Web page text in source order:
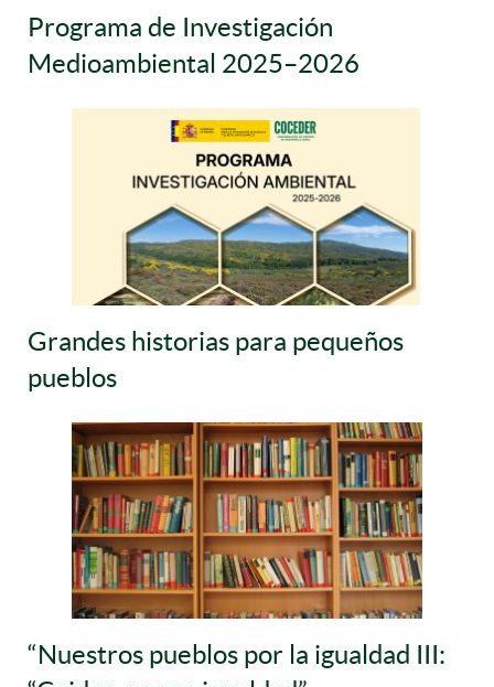
Programa de Investigación
Medioambiental 2025–2026
Grandes historias para pequeños
pueblos
“Nuestros pueblos por la igualdad III: